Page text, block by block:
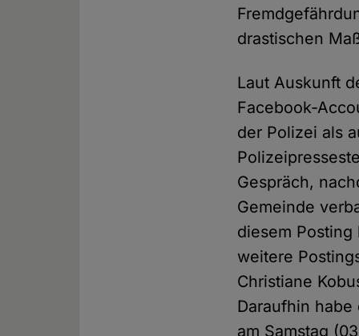
drastischen
Laut Auskunft
Facebook-
der Polizei als
Gespräch,
Gemeinde
diesem
weitere
Christiane
Daraufhin
am Samstag